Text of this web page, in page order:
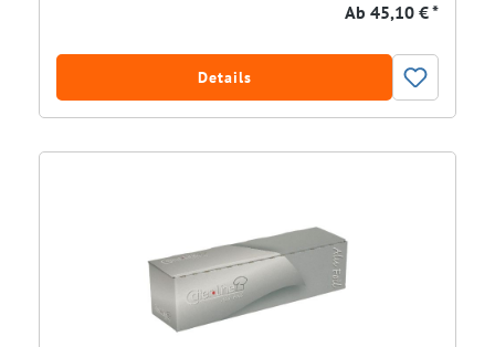
Ab 45,10 € *
Details